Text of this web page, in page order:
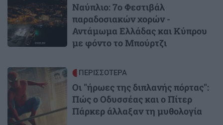
Ναύπλιο: 7ο Φεστιβάλ
παραδοσιακών χορών -
Αντάμωμα Ελλάδας και Κύπρου
με φόντο το Μπούρτζι
Image ΠΕΡΙΣΣΟΤΕΡΑ
Οι "ήρωες της διπλανής πόρτας":
Πώς ο Οδυσσέας και ο Πίτερ
Πάρκερ άλλαξαν τη μυθολογία